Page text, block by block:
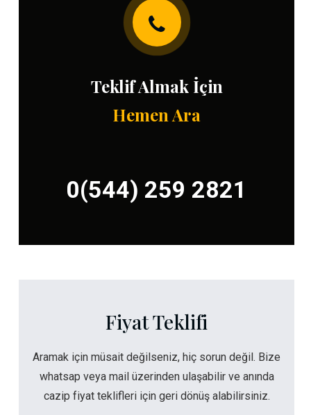
Teklif Almak İçin
Hemen Ara
0(544) 259 2821
Fiyat Teklifi
Aramak için müsait değilseniz, hiç sorun değil. Bize
whatsap veya mail üzerinden ulaşabilir ve anında
cazip fiyat teklifleri için geri dönüş alabilirsiniz.